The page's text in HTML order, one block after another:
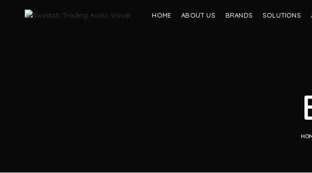
HOME ABOUT US BRANDS SOLUTIONS